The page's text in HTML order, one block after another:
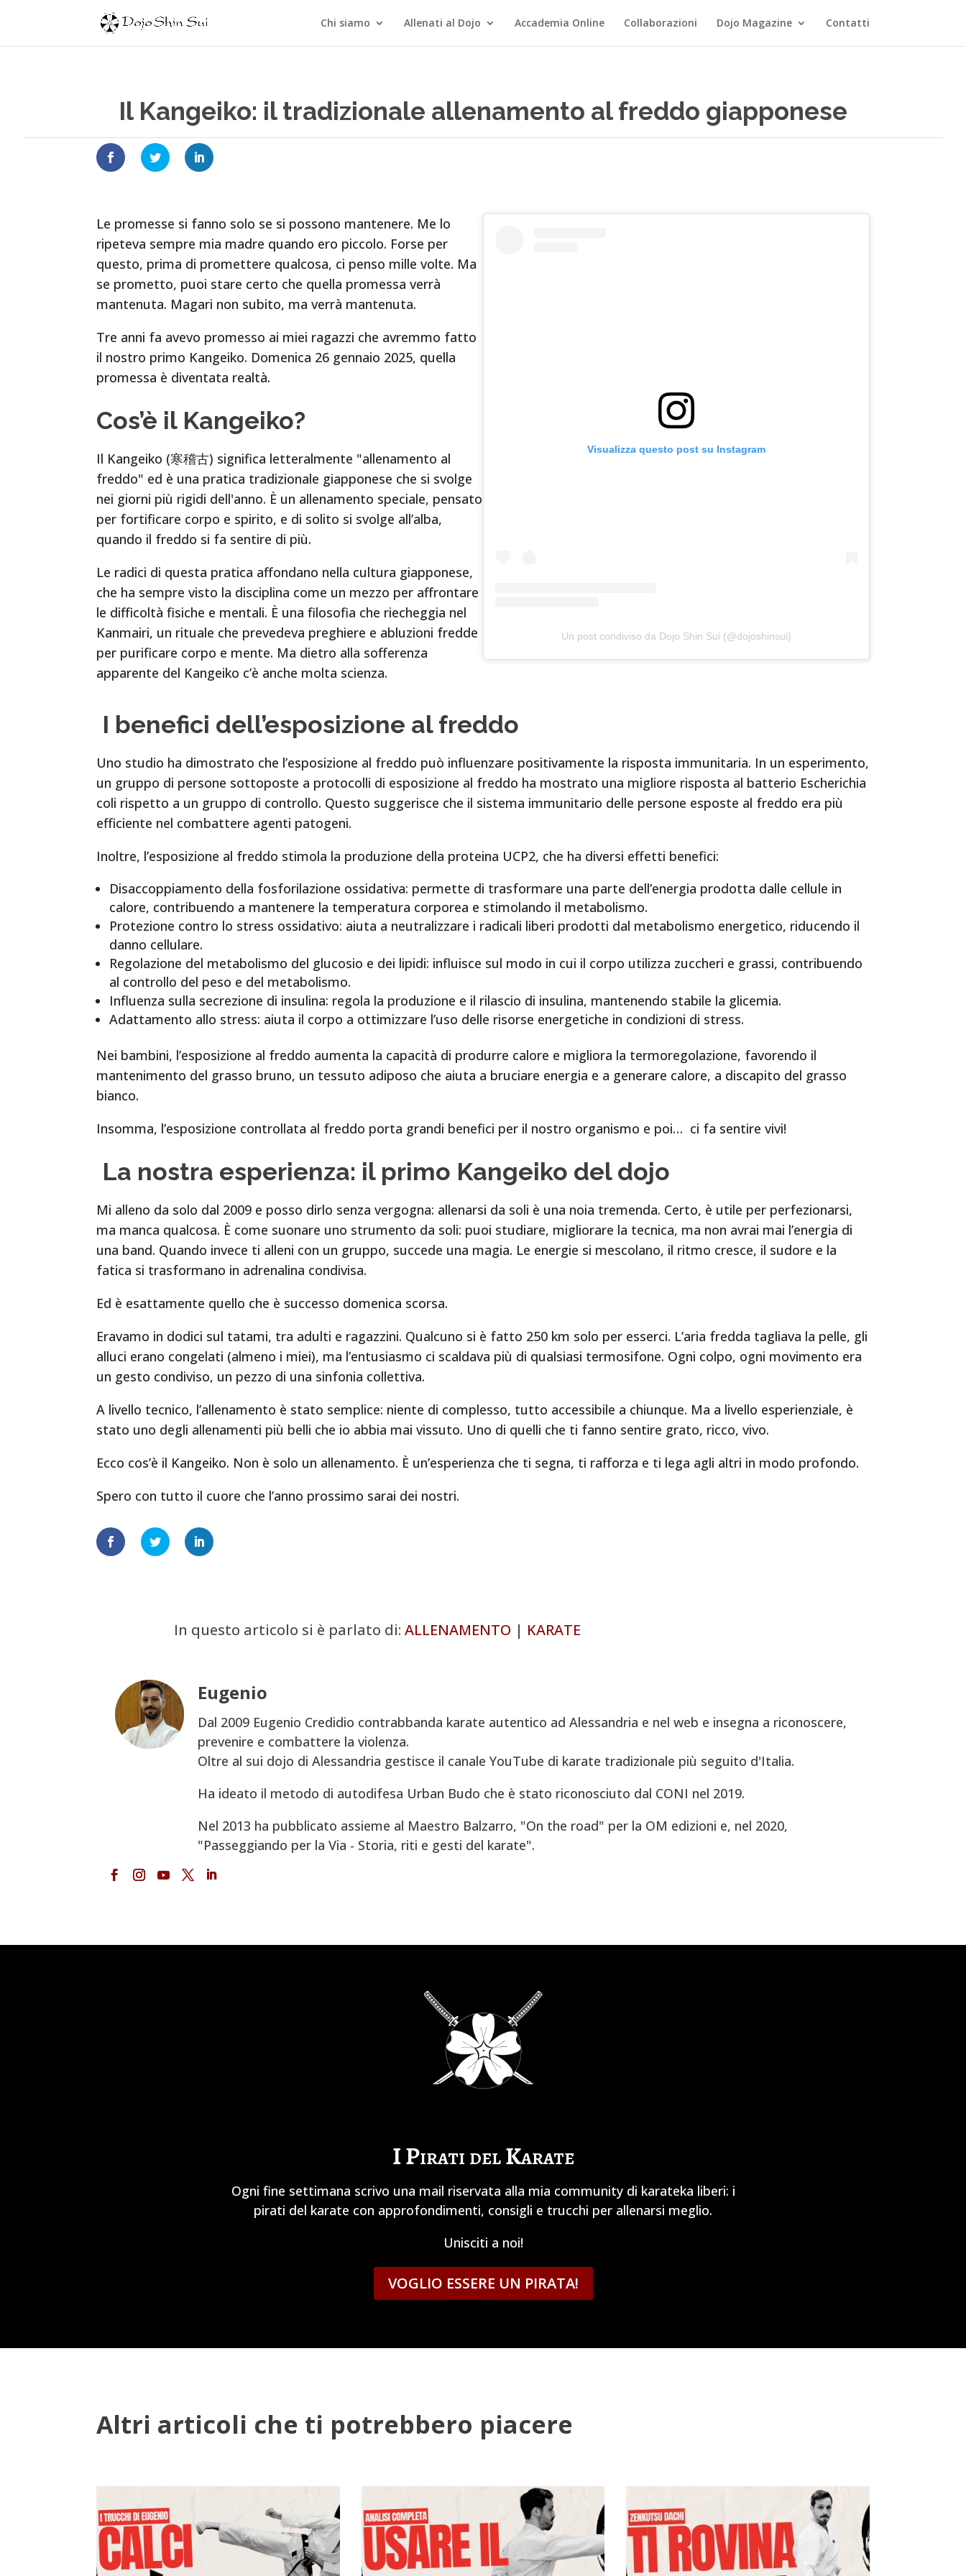
Chi siamo Allenati al Dojo Accademia Online Collaborazioni Dojo Magazine Contatti
Il Kangeiko: il tradizionale allenamento al freddo giapponese
Le promesse si fanno solo se si possono mantenere. Me lo
ripeteva sempre mia madre quando ero piccolo. Forse per
questo, prima di promettere qualcosa, ci penso mille volte. Ma
se prometto, puoi stare certo che quella promessa verrà
mantenuta. Magari non subito, ma verrà mantenuta.
Tre anni fa avevo promesso ai miei ragazzi che avremmo fatto
il nostro primo Kangeiko. Domenica 26 gennaio 2025, quella
promessa è diventata realtà.
Cos’è il Kangeiko?
Il Kangeiko (寒稽古) significa letteralmente "allenamento al
freddo" ed è una pratica tradizionale giapponese che si svolge
nei giorni più rigidi dell'anno. È un allenamento speciale, pensato
per fortificare corpo e spirito, e di solito si svolge all’alba,
quando il freddo si fa sentire di più.
Le radici di questa pratica affondano nella cultura giapponese,
che ha sempre visto la disciplina come un mezzo per affrontare
le difficoltà fisiche e mentali. È una filosofia che riecheggia nel
Kanmairi, un rituale che prevedeva preghiere e abluzioni fredde
per purificare corpo e mente. Ma dietro alla sofferenza
apparente del Kangeiko c’è anche molta scienza.
Visualizza questo post su Instagram
Un post condiviso da Dojo Shin Sui (@dojoshinsui)
I benefici dell’esposizione al freddo
Uno studio ha dimostrato che l’esposizione al freddo può influenzare positivamente la risposta immunitaria. In un esperimento,
un gruppo di persone sottoposte a protocolli di esposizione al freddo ha mostrato una migliore risposta al batterio Escherichia
coli rispetto a un gruppo di controllo. Questo suggerisce che il sistema immunitario delle persone esposte al freddo era più
efficiente nel combattere agenti patogeni.
Inoltre, l’esposizione al freddo stimola la produzione della proteina UCP2, che ha diversi effetti benefici:
Disaccoppiamento della fosforilazione ossidativa: permette di trasformare una parte dell’energia prodotta dalle cellule in
calore, contribuendo a mantenere la temperatura corporea e stimolando il metabolismo.
Protezione contro lo stress ossidativo: aiuta a neutralizzare i radicali liberi prodotti dal metabolismo energetico, riducendo il
danno cellulare.
Regolazione del metabolismo del glucosio e dei lipidi: influisce sul modo in cui il corpo utilizza zuccheri e grassi, contribuendo
al controllo del peso e del metabolismo.
Influenza sulla secrezione di insulina: regola la produzione e il rilascio di insulina, mantenendo stabile la glicemia.
Adattamento allo stress: aiuta il corpo a ottimizzare l’uso delle risorse energetiche in condizioni di stress.
Nei bambini, l’esposizione al freddo aumenta la capacità di produrre calore e migliora la termoregolazione, favorendo il
mantenimento del grasso bruno, un tessuto adiposo che aiuta a bruciare energia e a generare calore, a discapito del grasso
bianco.
Insomma, l’esposizione controllata al freddo porta grandi benefici per il nostro organismo e poi… ci fa sentire vivi!
La nostra esperienza: il primo Kangeiko del dojo
Mi alleno da solo dal 2009 e posso dirlo senza vergogna: allenarsi da soli è una noia tremenda. Certo, è utile per perfezionarsi,
ma manca qualcosa. È come suonare uno strumento da soli: puoi studiare, migliorare la tecnica, ma non avrai mai l’energia di
una band. Quando invece ti alleni con un gruppo, succede una magia. Le energie si mescolano, il ritmo cresce, il sudore e la
fatica si trasformano in adrenalina condivisa.
Ed è esattamente quello che è successo domenica scorsa.
Eravamo in dodici sul tatami, tra adulti e ragazzini. Qualcuno si è fatto 250 km solo per esserci. L’aria fredda tagliava la pelle, gli
alluci erano congelati (almeno i miei), ma l’entusiasmo ci scaldava più di qualsiasi termosifone. Ogni colpo, ogni movimento era
un gesto condiviso, un pezzo di una sinfonia collettiva.
A livello tecnico, l’allenamento è stato semplice: niente di complesso, tutto accessibile a chiunque. Ma a livello esperienziale, è
stato uno degli allenamenti più belli che io abbia mai vissuto. Uno di quelli che ti fanno sentire grato, ricco, vivo.
Ecco cos’è il Kangeiko. Non è solo un allenamento. È un’esperienza che ti segna, ti rafforza e ti lega agli altri in modo profondo.
Spero con tutto il cuore che l’anno prossimo sarai dei nostri.
In questo articolo si è parlato di: ALLENAMENTO | KARATE
Eugenio
Dal 2009 Eugenio Credidio contrabbanda karate autentico ad Alessandria e nel web e insegna a riconoscere,
prevenire e combattere la violenza.
Oltre al sui dojo di Alessandria gestisce il canale YouTube di karate tradizionale più seguito d'Italia.
Ha ideato il metodo di autodifesa Urban Budo che è stato riconosciuto dal CONI nel 2019.
Nel 2013 ha pubblicato assieme al Maestro Balzarro, "On the road" per la OM edizioni e, nel 2020,
"Passeggiando per la Via - Storia, riti e gesti del karate".
I Pirati del Karate
Ogni fine settimana scrivo una mail riservata alla mia community di karateka liberi: i
pirati del karate con approfondimenti, consigli e trucchi per allenarsi meglio.
Unisciti a noi!
VOGLIO ESSERE UN PIRATA!
Altri articoli che ti potrebbero piacere